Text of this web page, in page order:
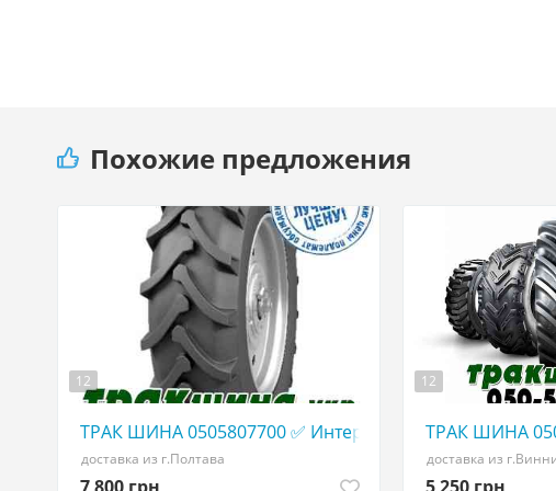
Похожие предложения
12
ТРАК ШИНА 0505807700 ✅ Интернет-Магазин
доставка из г.Полтава
12
ТРАК ШИНА
доставка из